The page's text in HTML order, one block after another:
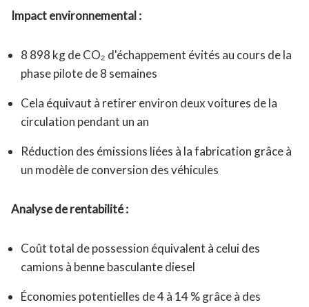
Impact environnemental :
8 898 kg de CO₂ d'échappement évités au cours de la
phase pilote de 8 semaines
Cela équivaut à retirer environ deux voitures de la
circulation pendant un an
Réduction des émissions liées à la fabrication grâce à
un modèle de conversion des véhicules
Analyse de rentabilité :
Coût total de possession équivalent à celui des
camions à benne basculante diesel
Économies potentielles de 4 à 14 % grâce à des